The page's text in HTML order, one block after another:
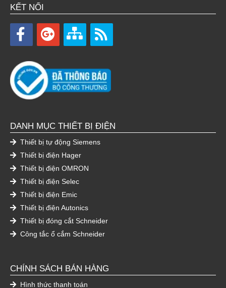
KẾT NỐI
DANH MỤC THIẾT BỊ ĐIỆN
Thiết bị tự động Siemens
Thiết bị điện Hager
Thiết bị điện OMRON
Thiết bị điện Selec
Thiết bị điện Emic
Thiết bị điện Autonics
Thiết bị đóng cắt Schneider
Công tắc ổ cắm Schneider
CHÍNH SÁCH BÁN HÀNG
Hình thức thanh toán